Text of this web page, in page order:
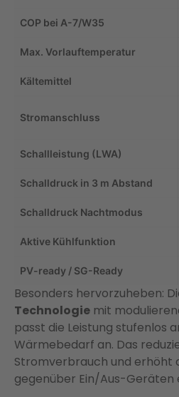
COP bei A-7/W35
Max. Vorlauftemperatur
Kältemittel
Stromanschluss
Schallleistung (LWA)
Schalldruck in 3 m Abstand
Schalldruck Nachtmodus
Aktive Kühlfunktion
PV-ready / SG-Ready
Besonders hervorzuheben:
Technologie mit
passt die Leistung stufenlos
Wärmebedarf an. Das
Stromverbrauch und erhöht
gegenüber Ein/Aus-Geräten